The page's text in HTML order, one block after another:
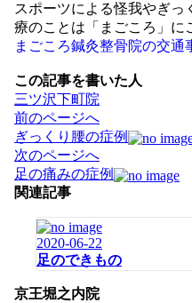
スポーツによる怪我やぎ
療のことは「まごころ」に
まごころ鍼灸整骨院の交通
この記事を書いた人
三ツ沢下町院
投
稿
ナ
ビ
ゲ
前のページへ
ぎっくり腰の症例
次のページへ
足の痛みの症例
関連記事
2020-06-22
足のできもの
京王堀之内院